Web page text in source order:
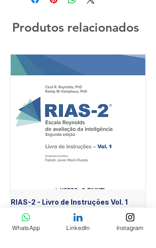
Produtos relacionados
RIAS-2 - Livro de Instruções Vol. 1
Preço
R$ 640,00
WhatsApp LinkedIn Instagram